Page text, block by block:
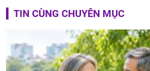
TIN CÙNG CHUYÊN MỤC